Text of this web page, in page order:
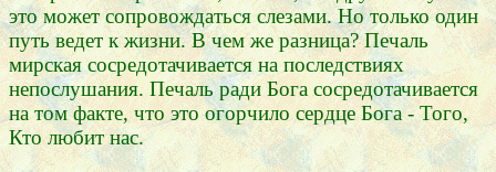
это может сопровождаться слезами. Но только один
путь ведет к жизни. В чем же разница? Печаль
мирская сосредотачивается на последствиях
непослушания. Печаль ради Бога сосредотачивается
на том факте, что это огорчило сердце Бога - Того,
Кто любит нас.